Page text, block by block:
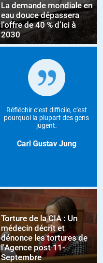
La demande mondiale en
eau douce dépassera
l’offre de 40 % d’ici à
2030
Réfléchir c’est difficile, c’est
pourquoi la plupart des gens
jugent.
Carl Gustav Jung
Torture de la CIA : Un
médecin décrit et
dénonce les tortures de
l’Agence post 11-
Septembre